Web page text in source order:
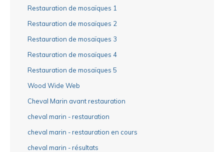
Restauration de mosaïques 1
Restauration de mosaïques 2
Restauration de mosaïques 3
Restauration de mosaïques 4
Restauration de mosaïques 5
Wood Wide Web
Cheval Marin avant restauration
cheval marin - restauration
cheval marin - restauration en cours
cheval marin - résultats